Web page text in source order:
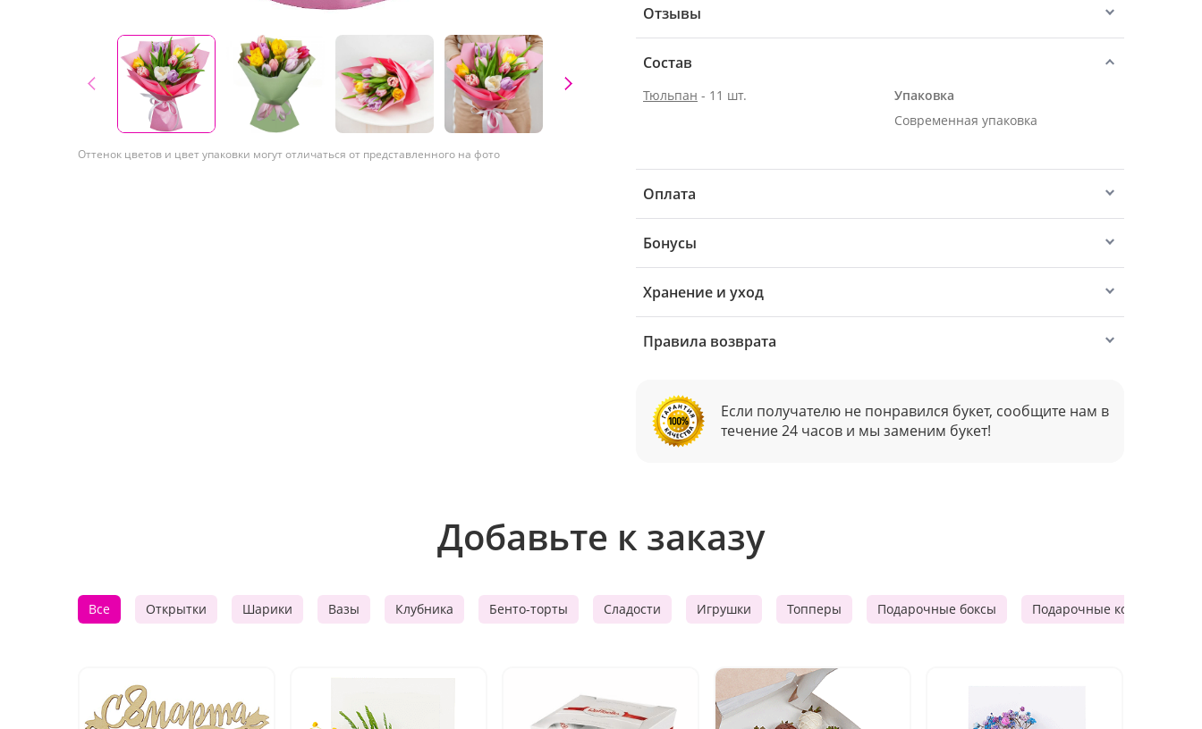
Оттенок цветов и цвет упаковки могут отличаться от представленного на фото
Отзывы
Состав
Тюльпан - 11 шт.
Упаковка
Современная упаковка
Оплата
Бонусы
Хранение и уход
Правила возврата
Если получателю не понравился букет, сообщите нам в
течение 24 часов и мы заменим букет!
Добавьте к заказу
Все Открытки Шарики Вазы Клубника Бенто-торты Сладости Игрушки Топперы Подарочные боксы Подарочные корзины